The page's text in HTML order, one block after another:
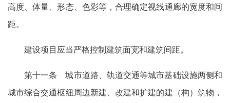
高度、体量、形态、色彩等，合理确定视线通廊的宽度和间
距。
建设项目应当严格控制建筑面宽和建筑间距。
第十一条 城市道路、轨道交通等城市基础设施两侧和
城市综合交通枢纽周边新建、改建和扩建的建（构）筑物，